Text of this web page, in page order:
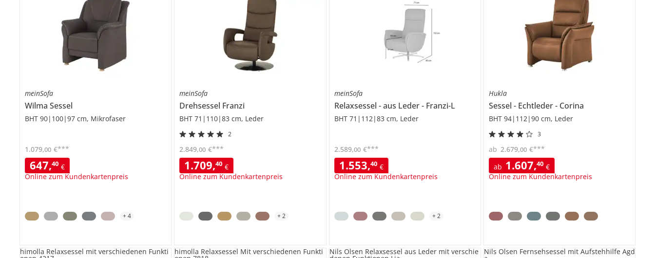
meinSofa
WilmaSessel
BHT 90|100|97 cm, Mikrofaser
647,40 €
Online zum Kundenkartenpreis
1.079,00 €***
+4
meinSofa
Drehsessel Franzi
BHT 71|110|83 cm, Leder
2
1.709,40 €
Online zum Kundenkartenpreis
2.849,00 €***
+2
meinSofa
Relaxsessel aus Leder Franzi-L
BHT 71|112|83 cm, Leder
1.553,40 €
Online zum Kundenkartenpreis
2.589,00 €***
+2
Hukla
Sessel Echtleder Corina
BHT 94|112|90 cm, Leder
3
ab 1.607,40 €
Online zum Kundenkartenpreis
ab 2.679,00 €***
himolla Relaxsessel mit verschiedenen Funkti himolla Relaxsessel Mit verschiedenen Funkti Nils Olsen Relaxsessel aus Leder mit verschie Nils Olsen Fernsehsessel mit Aufstehhilfe Agd